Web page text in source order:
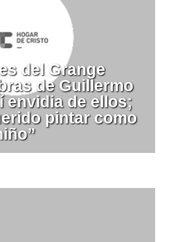
del Grange
de Guillermo
envidia de ellos;
pintar como